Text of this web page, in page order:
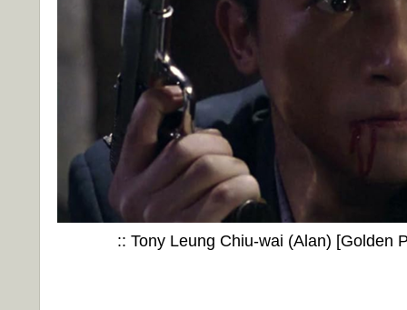
:: Tony Leung Chiu-wai (Alan) [Golden